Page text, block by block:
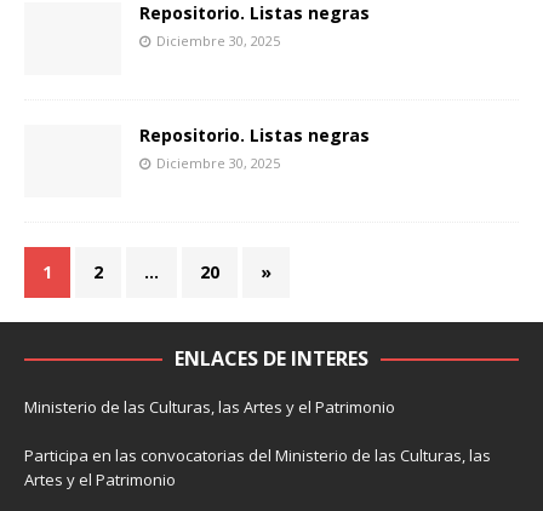
Repositorio. Listas negras
Diciembre 30, 2025
Repositorio. Listas negras
Diciembre 30, 2025
1 2 … 20 »
ENLACES DE INTERES
Ministerio de las Culturas, las Artes y el Patrimonio
Participa en las convocatorias del Ministerio de las Culturas, las
Artes y el Patrimonio